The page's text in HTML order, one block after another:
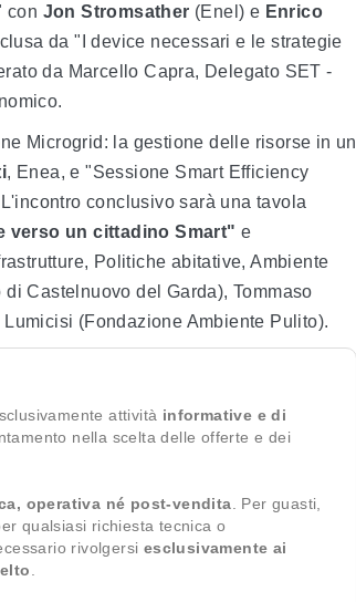
con Jon Stromsather (Enel) e Enrico
da "I device necessari e le strategie
da Marcello Capra, Delegato SET -
Microgrid: la gestione delle risorse in un
, Enea, e "Sessione Smart Efficiency
conclusivo sarà una tavola
verso un cittadino Smart" e
Politiche abitative, Ambiente
Castelnuovo del Garda), Tommaso
(Fondazione Ambiente Pulito).
attività informative e di
nella scelta delle offerte e dei
operativa né post-vendita . Per guasti,
qualsiasi richiesta tecnica o
rivolgersi esclusivamente ai